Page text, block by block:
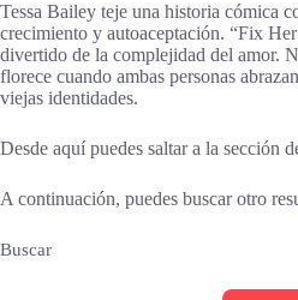
Tessa Bailey teje una historia cómica
crecimiento y autoaceptación. “Fix
divertido de la complejidad del amor.
florece cuando ambas personas
viejas identidades.
Desde aquí puedes saltar a la sección
A continuación, puedes buscar otro
Buscar